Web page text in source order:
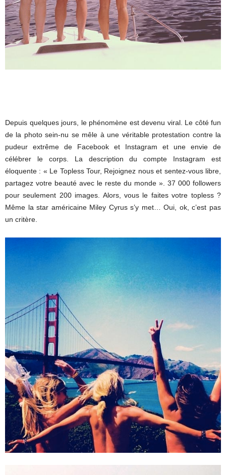
Depuis quelques jours, le phénomène est devenu viral. Le côté fun
de la photo sein-nu se mêle à une véritable protestation contre la
pudeur extrême de Facebook et Instagram et une envie de
célébrer le corps. La description du compte Instagram est
éloquente : « Le Topless Tour, Rejoignez nous et sentez-vous libre,
partagez votre beauté avec le reste du monde ». 37 000 followers
pour seulement 200 images. Alors, vous le faites votre topless ?
Même la star américaine Miley Cyrus s’y met… Oui, ok, c’est pas
un critère.